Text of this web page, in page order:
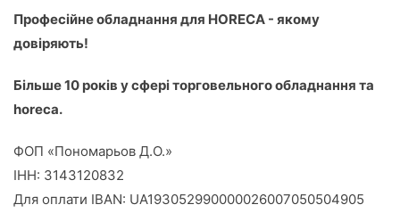
Професійне обладнання для HORECA - якому
довіряють!
Більше 10 років у сфері торговельного обладнання та
horeca.
ФОП «Пономарьов Д.О.»
ІНН: 3143120832
Для оплати IBAN: UA193052990000026007050504905